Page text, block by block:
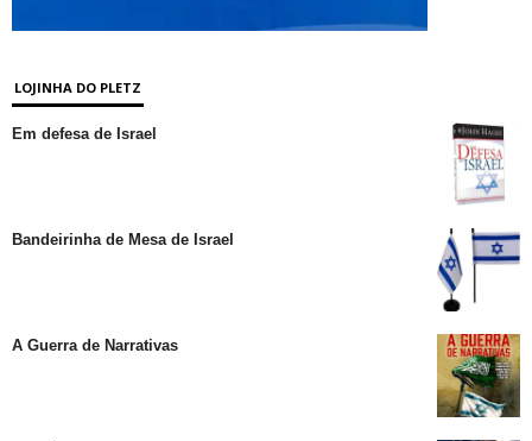
LOJINHA DO PLETZ
Em defesa de Israel
Bandeirinha de Mesa de Israel
A Guerra de Narrativas